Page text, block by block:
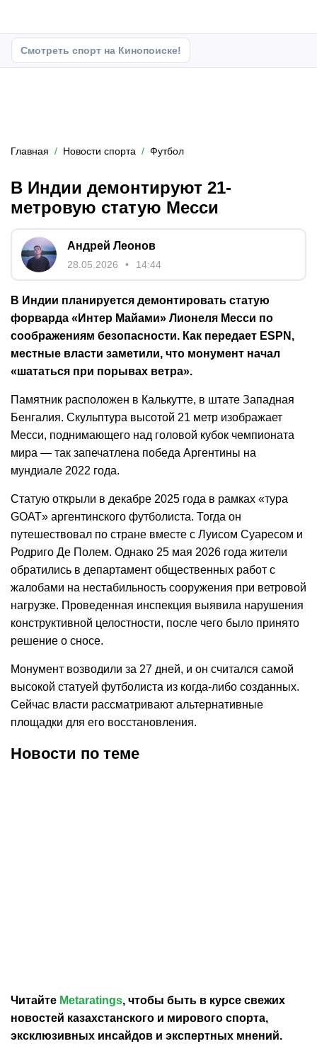
Смотреть спорт на Кинопоиске!
Главная Новости спорта Футбол
В Индии демонтируют 21-
метровую статую Месси
Андрей Леонов
28.05.2026 14:44
В Индии планируется демонтировать статую
форварда «Интер Майами» Лионеля Месси по
соображениям безопасности. Как передает ESPN,
местные власти заметили, что монумент начал
«шататься при порывах ветра».
Памятник расположен в Калькутте, в штате Западная
Бенгалия. Скульптура высотой 21 метр изображает
Месси, поднимающего над головой кубок чемпионата
мира — так запечатлена победа Аргентины на
мундиале 2022 года.
Статую открыли в декабре 2025 года в рамках «тура
GOAT» аргентинского футболиста. Тогда он
путешествовал по стране вместе с Луисом Суаресом и
Родриго Де Полем. Однако 25 мая 2026 года жители
обратились в департамент общественных работ с
жалобами на нестабильность сооружения при ветровой
нагрузке. Проведенная инспекция выявила нарушения
конструктивной целостности, после чего было принято
решение о сносе.
Монумент возводили за 27 дней, и он считался самой
высокой статуей футболиста из когда-либо созданных.
Сейчас власти рассматривают альтернативные
площадки для его восстановления.
Новости по теме
Читайте Metaratings, чтобы быть в курсе свежих
новостей казахстанского и мирового спорта,
эксклюзивных инсайдов и экспертных мнений.